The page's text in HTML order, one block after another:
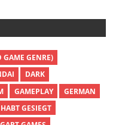
GENRE)
DARK
GAMEPLAY
GERMAN
GESIEGT